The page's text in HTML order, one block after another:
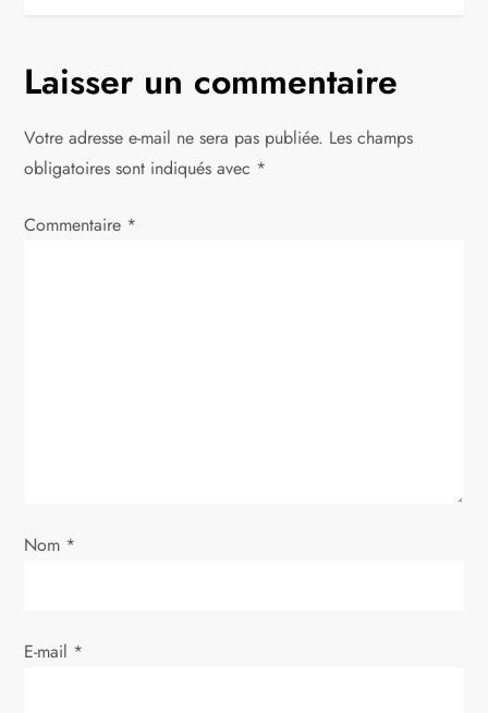
g
a
t
i
’
r
Laisser un commentaire
Votre adresse e-mail ne sera pas publiée. Les champs
obligatoires sont indiqués avec *
Commentaire *
Nom *
E-mail *